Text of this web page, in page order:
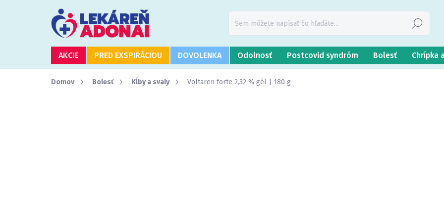
Hľadať
AKCIE PRED EXSPIRÁCIOU DOVOLENKA Odolnosť Postcovid syndróm Bolesť Chrípka
Domov Bolesť Kĺby a svaly Voltaren forte 2,32 % gél | 180 g